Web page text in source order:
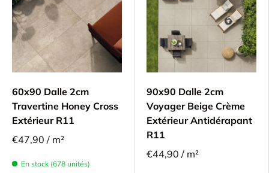
60x90 Dalle 2cm
Travertine Honey Cross
Extérieur R11
€47,90 / m²
En stock (678 unités)
90x90 Dalle 2cm
Voyager Beige Crème
Extérieur Antidérapant
R11
€44,90 / m²